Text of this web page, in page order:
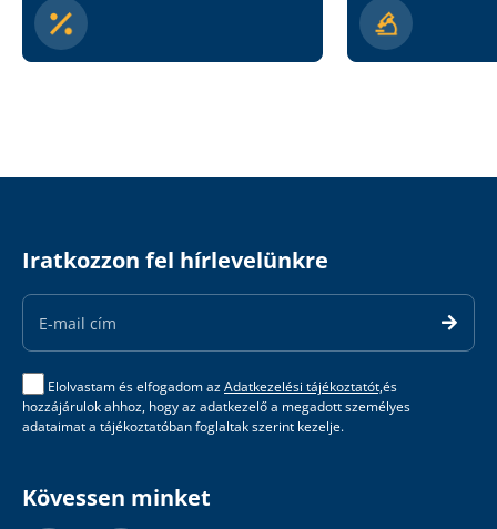
Iratkozzon fel hírlevelünkre
Email
Address
Elolvastam és elfogadom azAdatkezelési tájékoztatót,és
hozzájárulok ahhoz, hogy az adatkezelő a megadott személyes
adataimat a tájékoztatóban foglaltak szerint kezelje.
Kövessen minket